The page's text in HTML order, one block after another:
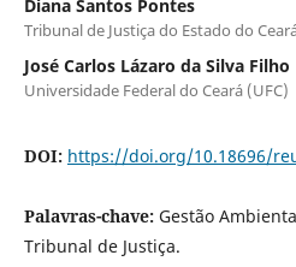
Diana Santos Pontes
Tribunal de Justiça do Estado do
José Carlos Lázaro da Silva Filho
Universidade Federal do Ceará (UFC)
DOI: https://doi.org/10.18696/
Palavras-chave: Gestão
Tribunal de Justiça.